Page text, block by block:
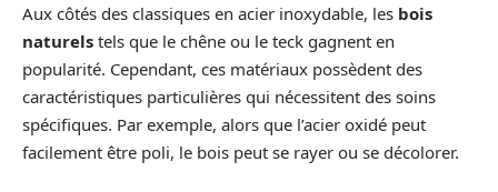
Aux côtés des classiques en acier inoxydable, les bois
naturels tels que le chêne ou le teck gagnent en
popularité. Cependant, ces matériaux possèdent des
caractéristiques particulières qui nécessitent des soins
spécifiques. Par exemple, alors que l’acier oxidé peut
facilement être poli, le bois peut se rayer ou se décolorer.